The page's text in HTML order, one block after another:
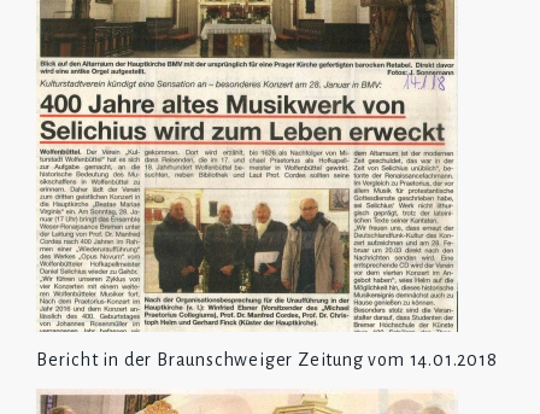
Bericht in der Braunschweiger Zeitung vom 14.01.2018